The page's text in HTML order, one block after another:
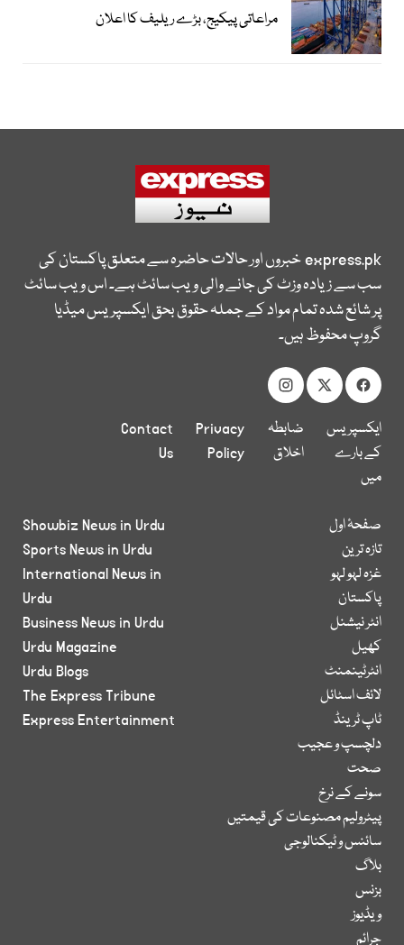
مراعاتی پیکیج، بڑے ریلیف کا اعلان
express.pkخبروں اور حالات حاضرہ سے متعلق پاکستان کی
سب سے زیادہ وزٹ کی جانے والی ویب سائٹ ہے۔ اس ویب سائٹ
پر شائع شدہ تمام مواد کے جملہ حقوق بحق ایکسپریس میڈیا
گروپ محفوظ ہیں۔
ایکسپریس
کے بارے
میں
ضابطہ
اخلاق
Privacy
Policy
Contact
Us
صفحۂ اول
تازہ ترین
غزہ لہو لہو
پاکستان
انٹر نیشنل
کھیل
انٹرٹینمنٹ
لائف اسٹائل
ٹاپ ٹرینڈ
دلچسپ و عجیب
صحت
سونے کے نرخ
پیٹرولیم مصنوعات کی قیمتیں
سائنس و ٹیکنالوجی
بلاگ
بزنس
ویڈیوز
جرائم
Showbiz News in Urdu
Sports News in Urdu
International News in
Urdu
Business News in Urdu
Urdu Magazine
Urdu Blogs
The Express Tribune
Express Entertainment